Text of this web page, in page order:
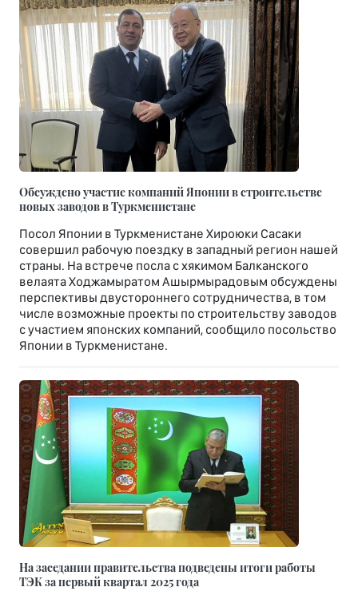
Обсуждено участие компаний Японии в строительстве
новых заводов в Туркменистане
Посол Японии в Туркменистане Хироюки Сасаки
совершил рабочую поездку в западный регион нашей
страны. На встрече посла с хякимом Балканского
велаята Ходжамыратом Ашырмырадовым обсуждены
перспективы двустороннего сотрудничества, в том
числе возможные проекты по строительству заводов
с участием японских компаний, сообщило посольство
Японии в Туркменистане.
На заседании правительства подведены итоги работы
ТЭК за первый квартал 2025 года